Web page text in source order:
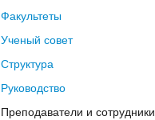
Факультеты
Ученый совет
Структура
Руководство
Преподаватели и сотрудники